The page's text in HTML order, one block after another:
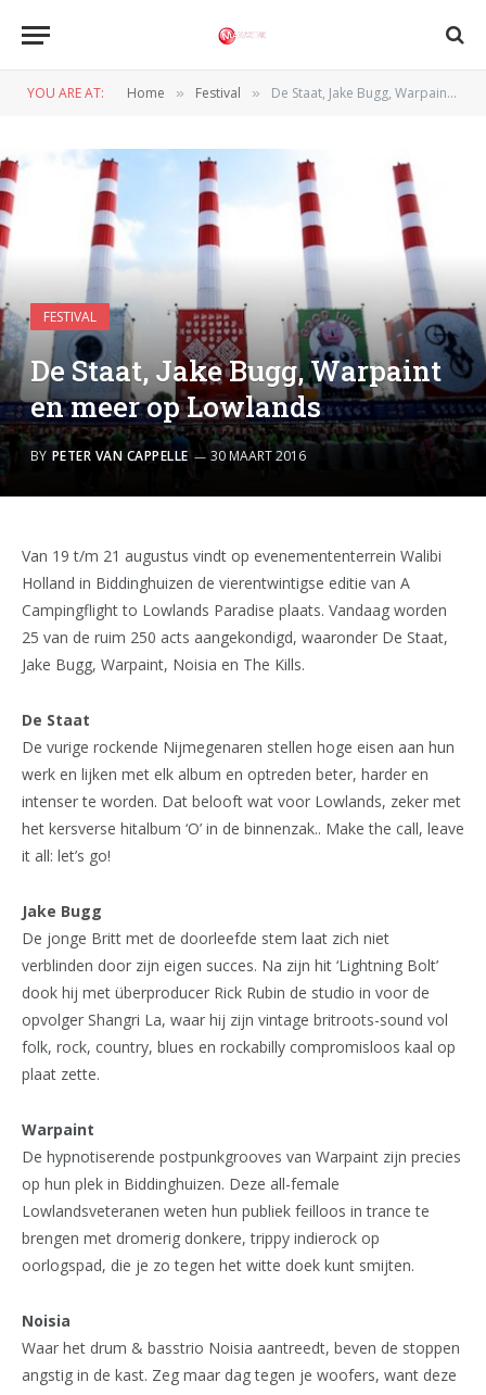
YOU ARE AT: Home » Festival » De Staat, Jake Bugg, Warpaint en meer op Lowlands
FESTIVAL
De Staat, Jake Bugg, Warpaint
en meer op Lowlands
BY PETER VAN CAPPELLE 30 MAART 2016
Van 19 t/m 21 augustus vindt op evenemententerrein Walibi
Holland in Biddinghuizen de vierentwintigse editie van A
Campingflight to Lowlands Paradise plaats. Vandaag worden
25 van de ruim 250 acts aangekondigd, waaronder De Staat,
Jake Bugg, Warpaint, Noisia en The Kills.
De Staat
De vurige rockende Nijmegenaren stellen hoge eisen aan hun
werk en lijken met elk album en optreden beter, harder en
intenser te worden. Dat belooft wat voor Lowlands, zeker met
het kersverse hitalbum ‘O’ in de binnenzak.. Make the call, leave
it all: let’s go!
Jake Bugg
De jonge Britt met de doorleefde stem laat zich niet
verblinden door zijn eigen succes. Na zijn hit ‘Lightning Bolt’
dook hij met überproducer Rick Rubin de studio in voor de
opvolger Shangri La, waar hij zijn vintage britroots-sound vol
folk, rock, country, blues en rockabilly compromisloos kaal op
plaat zette.
Warpaint
De hypnotiserende postpunkgrooves van Warpaint zijn precies
op hun plek in Biddinghuizen. Deze all-female
Lowlandsveteranen weten hun publiek feilloos in trance te
brengen met dromerig donkere, trippy indierock op
oorlogspad, die je zo tegen het witte doek kunt smijten.
Noisia
Waar het drum & basstrio Noisia aantreedt, beven de stoppen
angstig in de kast. Zeg maar dag tegen je woofers, want deze